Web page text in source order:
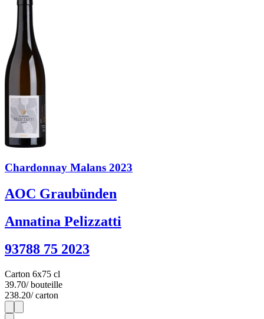
Chardonnay Malans 2023
AOC Graubünden
Annatina Pelizzatti
93788 75 2023
Carton 6x75 cl
39.70/ bouteille
238.20/ carton
1